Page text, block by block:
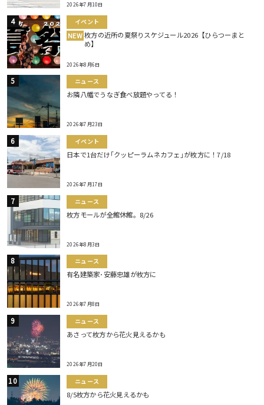
2026年7月10日
イベント
NEW 枚方の近所の夏祭りスケジュール2026【ひらつーまと
め】
2026年8月6日
ニュース
お隣八幡でうなぎ食べ放題やってる！
2026年7月23日
イベント
日本で1台だけ｢クッピーラムネカフェ｣が枚方に！7/18
2026年7月17日
ニュース
枚方モールが全館休館。8/26
2026年8月3日
ニュース
有名建築家･安藤忠雄が枚方に
2026年7月8日
ニュース
あさって枚方から花火見えるかも
2026年7月20日
ニュース
8/5枚方から花火見えるかも